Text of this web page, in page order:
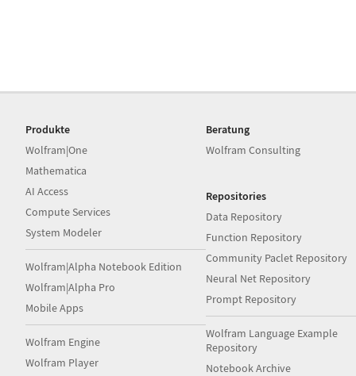
Produkte
Wolfram|One
Mathematica
AI Access
Compute Services
System Modeler
Wolfram|Alpha Notebook Edition
Wolfram|Alpha Pro
Mobile Apps
Wolfram Engine
Wolfram Player
Beratung
Wolfram Consulting
Repositories
Data Repository
Function Repository
Community Paclet Repository
Neural Net Repository
Prompt Repository
Wolfram Language Example
Repository
Notebook Archive